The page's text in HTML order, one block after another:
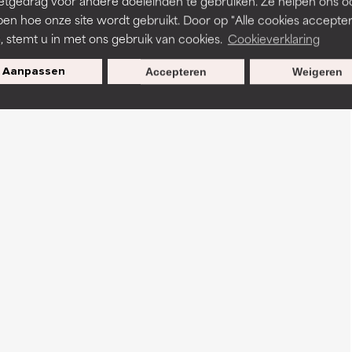
hoe onze site wordt gebruikt. Door op "Alle cookies
stemt u in met ons gebruik van cookies. Cookieverklaring
Aanpassen Weigeren
Accepteren